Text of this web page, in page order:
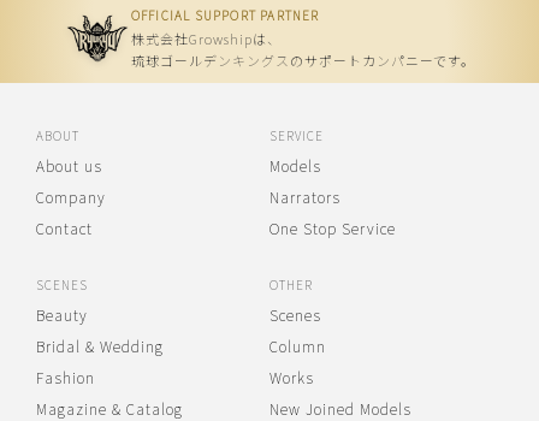
OFFICIAL SUPPORT PARTNER
株式会社Growshipは、
琉球ゴールデンキングスのサポートカンパニーです。
ABOUT
About us
Company
Contact
SERVICE
Models
Narrators
One Stop Service
SCENES
Beauty
Bridal & Wedding
Fashion
Magazine & Catalog
OTHER
Scenes
Column
Works
New Joined Models